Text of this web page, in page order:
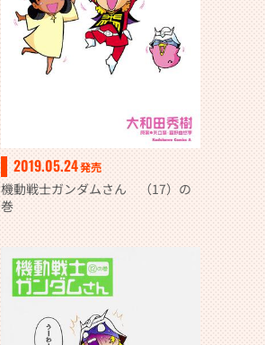
2019.05.24発売
機動戦士ガンダムさん （17）の
巻